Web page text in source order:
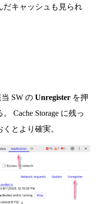
だキャッシュも見られ
当 SW の Unregister を押
Cache Storage に残っ
とより確実。